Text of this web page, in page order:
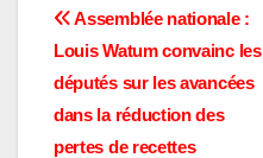
Navigation
de
l’article
Assemblée nationale :
Louis Watum convainc les
députés sur les avancées
dans la réduction des
pertes de recettes